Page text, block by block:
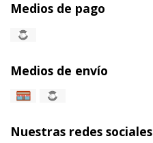
Medios de pago
Medios de envío
Nuestras redes sociales